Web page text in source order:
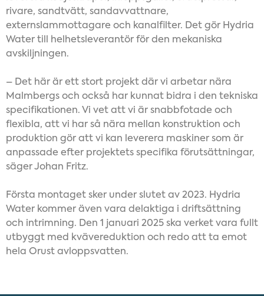
rivare, sandtvätt, sandavvattnare,
externslammottagare och kanalfilter. Det gör Hydria
Water till helhetsleverantör för den mekaniska
avskiljningen.
– Det här är ett stort projekt där vi arbetar nära
Malmbergs och också har kunnat bidra i den tekniska
specifikationen. Vi vet att vi är snabbfotade och
flexibla, att vi har så nära mellan konstruktion och
produktion gör att vi kan leverera maskiner som är
anpassade efter projektets specifika förutsättningar,
säger Johan Fritz.
Första montaget sker under slutet av 2023. Hydria
Water kommer även vara delaktiga i driftsättning
och intrimning. Den 1 januari 2025 ska verket vara fullt
utbyggt med kvävereduktion och redo att ta emot
hela Orust avloppsvatten.